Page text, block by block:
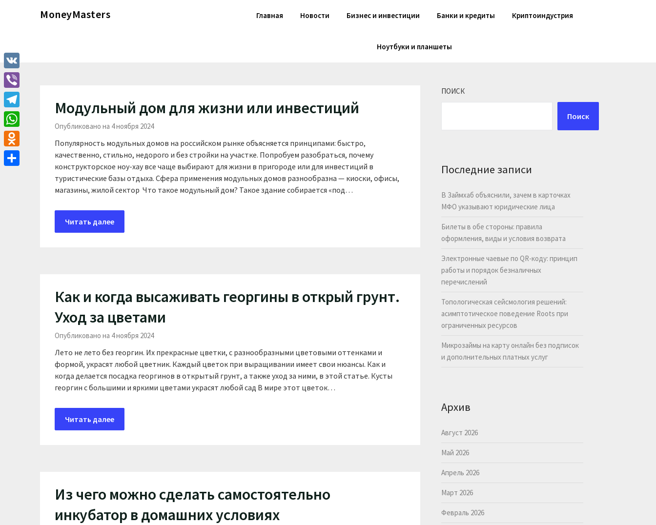
MoneyMasters Главная Новости Бизнес и инвестиции Банки и кредиты Криптоиндустрия
Ноутбуки и планшеты
Модульный дом для жизни или инвестиций
Опубликовано на 4 ноября 2024
Популярность модульных домов на российском рынке объясняется принципами: быстро,
качественно, стильно, недорого и без стройки на участке. Попробуем разобраться, почему
конструкторское ноу-хау все чаще выбирают для жизни в пригороде или для инвестиций в
туристические базы отдыха. Сфера применения модульных домов разнообразна — киоски, офисы,
магазины, жилой сектор Что такое модульный дом? Такое здание собирается «под…
Читать далее
Как и когда высаживать георгины в открый грунт.
Уход за цветами
Опубликовано на 4 ноября 2024
Лето не лето без георгин. Их прекрасные цветки, с разнообразными цветовыми оттенками и
формой, украсят любой цветник. Каждый цветок при выращивании имеет свои нюансы. Как и
когда делается посадка георгинов в открытый грунт, а также уход за ними, в этой статье. Кусты
георгин с большими и яркими цветами украсят любой сад В мире этот цветок…
Читать далее
Из чего можно сделать самостоятельно
инкубатор в домашних условиях
ПОИСК
Поиск
Последние записи
В Займхаб объяснили, зачем в карточках
МФО указывают юридические лица
Билеты в обе стороны: правила
оформления, виды и условия возврата
Электронные чаевые по QR-коду: принцип
работы и порядок безналичных
перечислений
Топологическая сейсмология решений:
асимптотическое поведение Roots при
ограниченных ресурсов
Микрозаймы на карту онлайн без подписок
и дополнительных платных услуг
Архив
Август 2026
Май 2026
Апрель 2026
Март 2026
Февраль 2026
VK
Viber
Telegram
WhatsApp
Odnoklassniki